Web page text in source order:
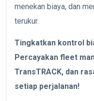
menekan biaya, dan
terukur.
Tingkatkan kontrol
Percayakan fleet
TransTRACK, dan
setiap perjalanan!